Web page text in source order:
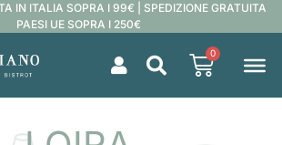
IN ITALIA SOPRA I 99€ | SPEDIZIONE GRATUITA
PAESI UE SOPRA I 250€
0